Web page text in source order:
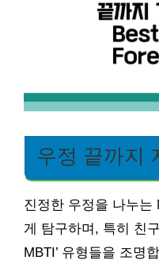
우정 끝까지
진정한 우정을 나누는
게 탐구하며, 특히 친
MBTI’ 유형들을 조명